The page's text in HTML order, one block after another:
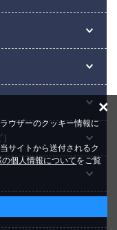
ウザーのクッキー情報に
サイトから送付されるク
の個人情報についてをご覧
×